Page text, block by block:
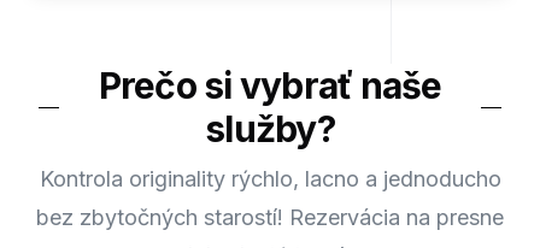
Prečo si vybrať naše
služby?
Kontrola originality rýchlo, lacno a jednoducho
bez zbytočných starostí! Rezervácia na presne